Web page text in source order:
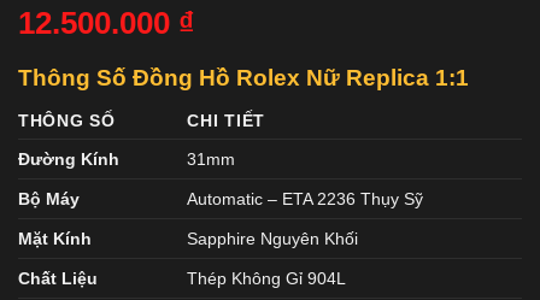
12.500.000 ₫
Thông Số Đồng Hồ Rolex Nữ Replica 1:1
THÔNG SỐ
CHI TIẾT
Đường Kính
31mm
Bộ Máy Automatic – ETA 2236 Thụy Sỹ
Mặt Kính Sapphire Nguyên Khối
Chất Liệu Thép Không Gỉ 904L